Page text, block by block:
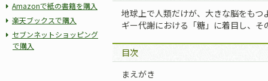
Amazonで紙の書籍を購入
楽天ブックスで購入
セブンネットショッピング
で購入
地球上で人類だけが、大きな脳をも
ギー代謝における「糖」に着目し、そ
目次
まえがき